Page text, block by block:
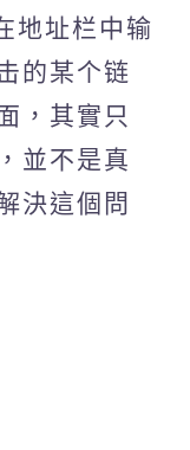
地址栏中输
的某个链
，其實只
並不是真
決這個問